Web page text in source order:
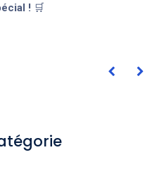
! 🛒